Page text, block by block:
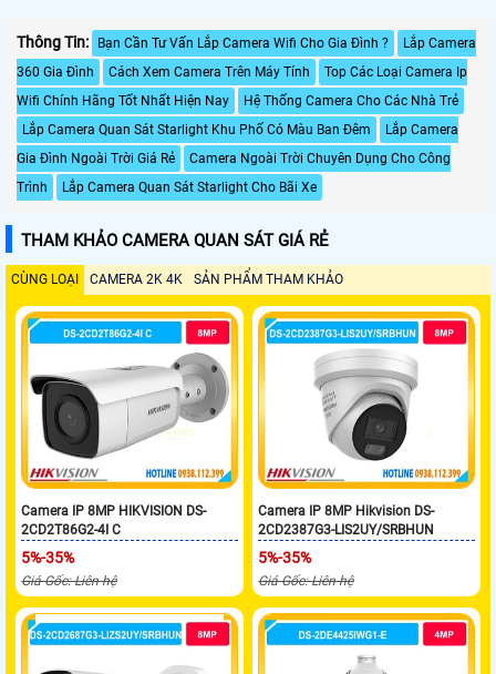
Thông Tin: Bạn Cần Tư Vấn Lắp Camera Wifi Cho Gia Đình ?
Lắp Camera
360 Gia Đình
Cách Xem Camera Trên Máy Tính
Top Các Loại Camera Ip
Wifi Chính Hãng Tốt Nhất Hiện Nay
Hệ Thống Camera Cho Các Nhà Trẻ
Lắp Camera Quan Sát Starlight Khu Phố Có Màu Ban Đêm
Lắp Camera
Gia Đình Ngoài Trời Giá Rẻ
Camera Ngoài Trời Chuyên Dụng Cho Công
Trình
Lắp Camera Quan Sát Starlight Cho Bãi Xe
THAM KHẢO CAMERA QUAN SÁT GIÁ RẺ
CÙNG LOẠI CAMERA 2K 4K SẢN PHẨM THAM KHẢO
Camera IP 8MP HIKVISION DS-
2CD2T86G2-4I C
5%-35%
Giá Gốc: Liên hệ
Camera IP 8MP Hikvision DS-
2CD2387G3-LIS2UY/SRBHUN
5%-35%
Giá Gốc: Liên hệ